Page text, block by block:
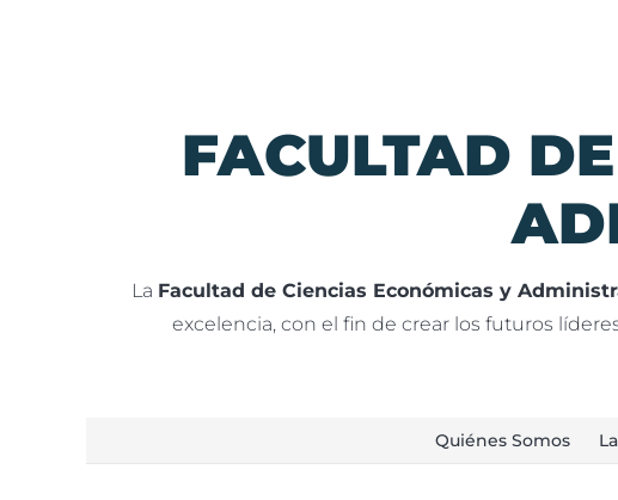
FACULTAD
La Facultad de Ciencias Económicas y
excelencia, con el fin de crear los futuros
Quiénes Somos